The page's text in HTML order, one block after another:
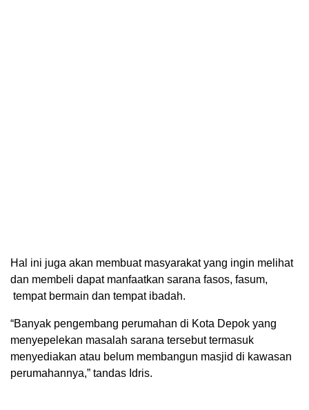
Hal ini juga akan membuat masyarakat yang ingin melihat
dan membeli dapat manfaatkan sarana fasos, fasum,
tempat bermain dan tempat ibadah.
“Banyak pengembang perumahan di Kota Depok yang
menyepelekan masalah sarana tersebut termasuk
menyediakan atau belum membangun masjid di kawasan
perumahannya,” tandas Idris.